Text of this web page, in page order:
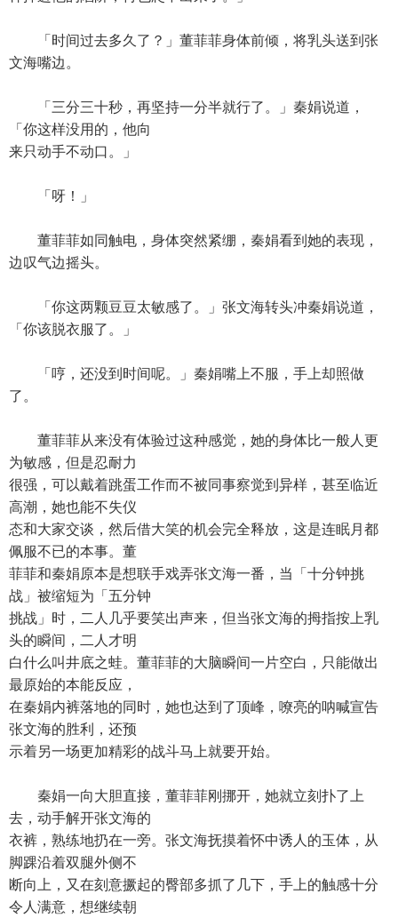
「时间过去多久了？」董菲菲身体前倾，将乳头送到张
文海嘴边。
「三分三十秒，再坚持一分半就行了。」秦娟说道，
「你这样没用的，他向
来只动手不动口。」
「呀！」
董菲菲如同触电，身体突然紧绷，秦娟看到她的表现，
边叹气边摇头。
「你这两颗豆豆太敏感了。」张文海转头冲秦娟说道，
「你该脱衣服了。」
「哼，还没到时间呢。」秦娟嘴上不服，手上却照做
了。
董菲菲从来没有体验过这种感觉，她的身体比一般人更
为敏感，但是忍耐力
很强，可以戴着跳蛋工作而不被同事察觉到异样，甚至临近
高潮，她也能不失仪
态和大家交谈，然后借大笑的机会完全释放，这是连眠月都
佩服不已的本事。董
菲菲和秦娟原本是想联手戏弄张文海一番，当「十分钟挑
战」被缩短为「五分钟
挑战」时，二人几乎要笑出声来，但当张文海的拇指按上乳
头的瞬间，二人才明
白什么叫井底之蛙。董菲菲的大脑瞬间一片空白，只能做出
最原始的本能反应，
在秦娟内裤落地的同时，她也达到了顶峰，嘹亮的呐喊宣告
张文海的胜利，还预
示着另一场更加精彩的战斗马上就要开始。
秦娟一向大胆直接，董菲菲刚挪开，她就立刻扑了上
去，动手解开张文海的
衣裤，熟练地扔在一旁。张文海抚摸着怀中诱人的玉体，从
脚踝沿着双腿外侧不
断向上，又在刻意撅起的臀部多抓了几下，手上的触感十分
令人满意，想继续朝